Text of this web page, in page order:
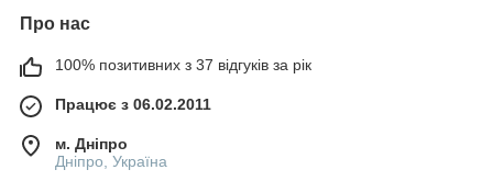
Про нас
100% позитивних з 37 відгуків за рік
Працює з 06.02.2011
м. Дніпро
Дніпро, Україна